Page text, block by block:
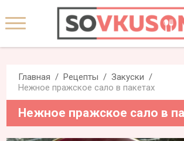
Главная Рецепты
Закуски
Нежное пражское сало в пакетах
Нежное пражское сало в